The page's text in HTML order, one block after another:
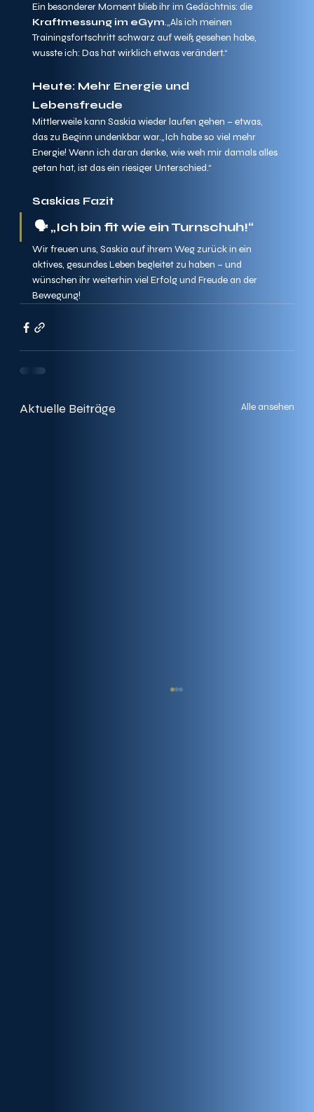
Ein besonderer Moment blieb ihr im Gedächtnis: die
Kraftmessung im eGym.„Als ich meinen
Trainingsfortschritt schwarz auf weiß gesehen habe,
wusste ich: Das hat wirklich etwas verändert.“
Heute: Mehr Energie und
Lebensfreude
Mittlerweile kann Saskia wieder laufen gehen – etwas,
das zu Beginn undenkbar war.„Ich habe so viel mehr
Energie! Wenn ich daran denke, wie weh mir damals alles
getan hat, ist das ein riesiger Unterschied.“
Saskias Fazit
🗣️ „Ich bin fit wie ein Turnschuh!“
Wir freuen uns, Saskia auf ihrem Weg zurück in ein
aktives, gesundes Leben begleitet zu haben – und
wünschen ihr weiterhin viel Erfolg und Freude an der
Bewegung!
Aktuelle Beiträge Alle ansehen